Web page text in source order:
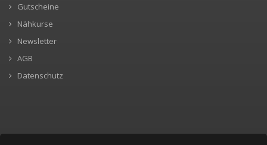
Gutscheine
Nähkurse
Newsletter
AGB
Datenschutz